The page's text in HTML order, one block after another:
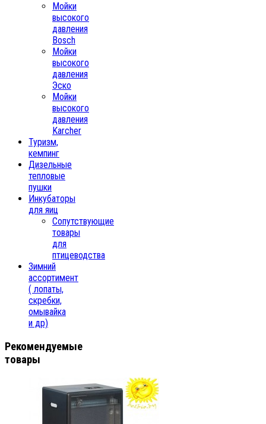
Мойки
высокого
давления
Bosch
Мойки
высокого
давления
Эско
Мойки
высокого
давления
Karcher
Туризм,
кемпинг
Дизельные
тепловые
пушки
Инкубаторы
для яиц
Сопутствующие
товары
для
птицеводства
Зимний
ассортимент
( лопаты,
скребки,
омывайка
и др)
Рекомендуемые
товары